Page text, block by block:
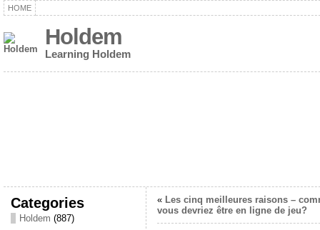
HOME
Holdem
Learning Holdem
Categories
Holdem (887)
« Les cinq meilleures raisons –
vous devriez être en ligne de jeu?